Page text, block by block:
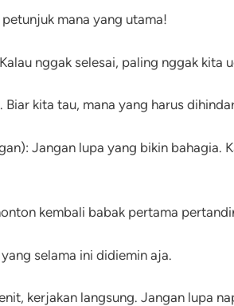
mana yang utama!
nggak selesai, paling nggak kita
kita tau, mana yang harus
Jangan lupa yang bikin bahagia.
kembali babak pertama
selama ini didiemin aja.
kerjakan langsung. Jangan lupa